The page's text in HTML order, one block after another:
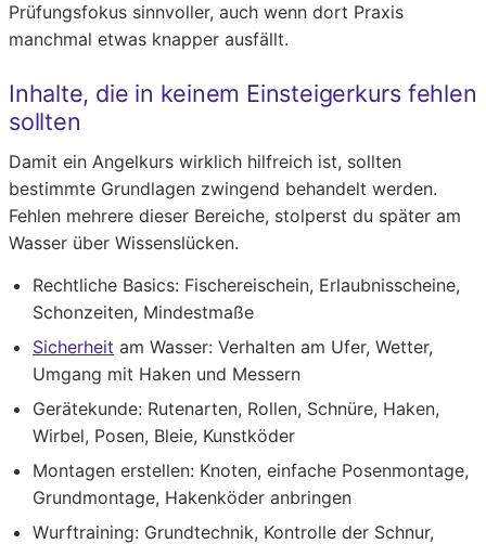
Prüfungsfokus sinnvoller, auch wenn dort Praxis
manchmal etwas knapper ausfällt.
Inhalte, die in keinem Einsteigerkurs fehlen
sollten
Damit ein Angelkurs wirklich hilfreich ist, sollten
bestimmte Grundlagen zwingend behandelt werden.
Fehlen mehrere dieser Bereiche, stolperst du später am
Wasser über Wissenslücken.
Rechtliche Basics: Fischereischein, Erlaubnisscheine,
Schonzeiten, Mindestmaße
Sicherheit am Wasser: Verhalten am Ufer, Wetter,
Umgang mit Haken und Messern
Gerätekunde: Rutenarten, Rollen, Schnüre, Haken,
Wirbel, Posen, Bleie, Kunstköder
Montagen erstellen: Knoten, einfache Posenmontage,
Grundmontage, Hakenköder anbringen
Wurftraining: Grundtechnik, Kontrolle der Schnur,